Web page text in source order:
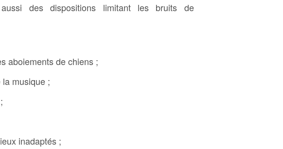
des dispositions limitant les bruits de
aboiements de chiens ;
musique ;
inadaptés ;